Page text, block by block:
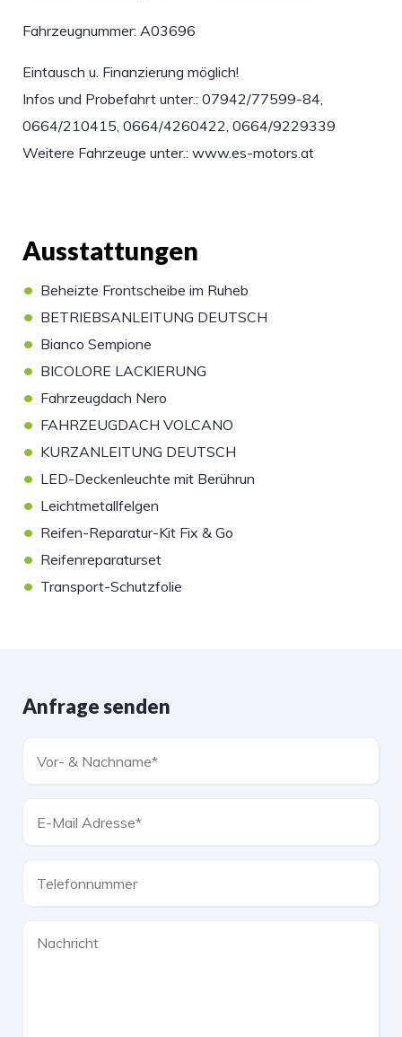
Fahrzeugnummer: A03696
Eintausch u. Finanzierung möglich!
Infos und Probefahrt unter.: 07942/77599-84,
0664/210415, 0664/4260422, 0664/9229339
Weitere Fahrzeuge unter.: www.es-motors.at
Ausstattungen
• Beheizte Frontscheibe im Ruheb
• BETRIEBSANLEITUNG DEUTSCH
• Bianco Sempione
• BICOLORE LACKIERUNG
• Fahrzeugdach Nero
• FAHRZEUGDACH VOLCANO
• KURZANLEITUNG DEUTSCH
• LED-Deckenleuchte mit Berührun
• Leichtmetallfelgen
• Reifen-Reparatur-Kit Fix & Go
• Reifenreparaturset
• Transport-Schutzfolie
Anfrage senden